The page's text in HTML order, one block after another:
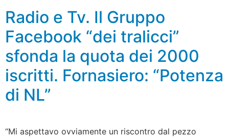
Radio e Tv. Il Gruppo
Facebook “dei tralicci”
sfonda la quota dei 2000
iscritti. Fornasiero: “Potenza
di NL”
“Mi aspettavo ovviamente un riscontro dal pezzo